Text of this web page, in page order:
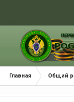
Главная Общий